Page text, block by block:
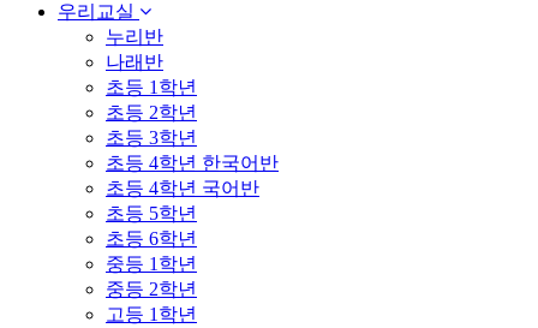
우리교실
누리반
나래반
초등 1학년
초등 2학년
초등 3학년
초등 4학년 한국어반
초등 4학년 국어반
초등 5학년
초등 6학년
중등 1학년
중등 2학년
고등 1학년